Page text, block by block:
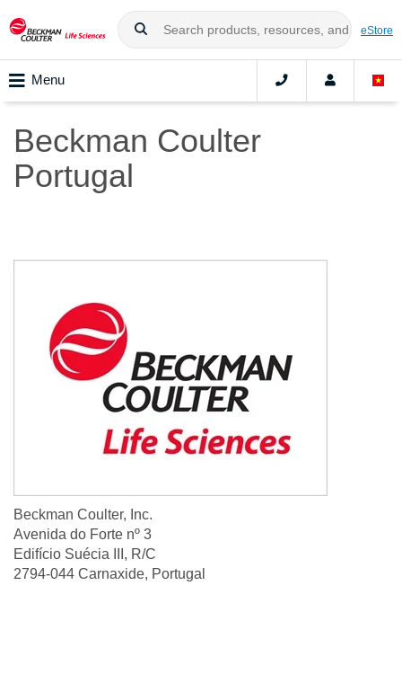
eStore
Menu
Beckman Coulter
Portugal
Beckman Coulter, Inc.
Avenida do Forte nº 3
Edifício Suécia III, R/C
2794-044 Carnaxide, Portugal